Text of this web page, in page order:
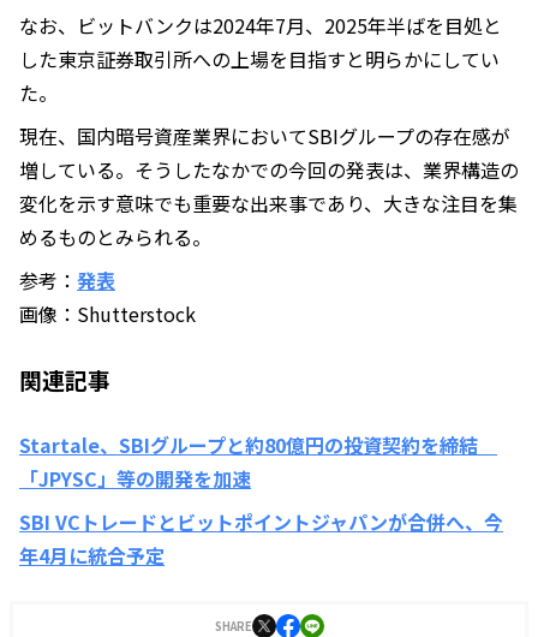
なお、ビットバンクは2024年7月、2025年半ばを目処と
した東京証券取引所への上場を目指すと明らかにしてい
た。
現在、国内暗号資産業界においてSBIグループの存在感が
増している。そうしたなかでの今回の発表は、業界構造の
変化を示す意味でも重要な出来事であり、大きな注目を集
めるものとみられる。
参考： 発表
画像：Shutterstock
関連記事
Startale、SBIグループと約80億円の投資契約を締結
「JPYSC」等の開発を加速
SBI VCトレードとビットポイントジャパンが合併へ、今
年4月に統合予定
SHARE